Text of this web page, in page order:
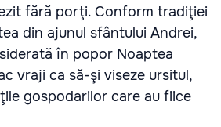
fără porţi. Conform tradiţiei
din ajunul sfântului Andrei,
în popor Noaptea
vraji ca să-şi viseze ursitul,
gospodarilor care au fiice